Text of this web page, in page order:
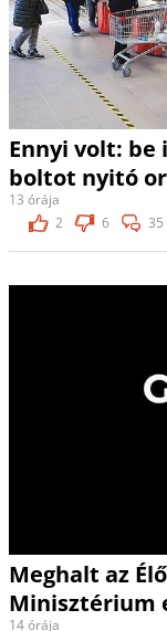
Ennyi volt: be
boltot nyitó
13 órája
2
6 35
Meghalt az
Minisztérium
14 órája